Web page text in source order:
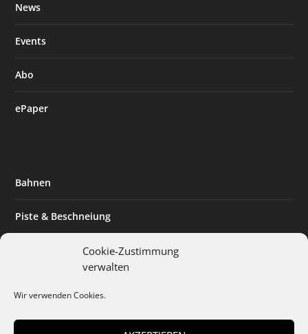
Cookie-Zustimmung
verwalten
Wir verwenden Cookies.
News
Events
Abo
ePaper
Bahnen
Piste & Beschneiung
Expertise & Technik